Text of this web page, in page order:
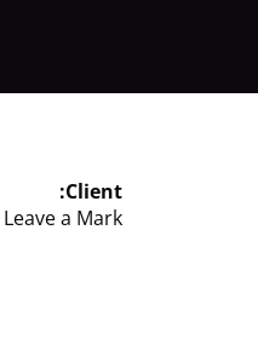
Client:
Leave a Mark